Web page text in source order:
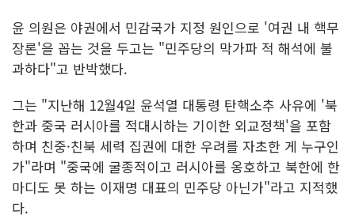
윤 의원은 야권에서 민감국가 지정 원인으로 '여권 내 핵무
장론'을 꼽는 것을 두고는 "민주당의 막가파 적 해석에 불
과하다"고 반박했다.
그는 "지난해 12월4일 윤석열 대통령 탄핵소추 사유에 '북
한과 중국 러시아를 적대시하는 기이한 외교정책'을 포함
하며 친중·친북 세력 집권에 대한 우려를 자초한 게 누구인
가"라며 "중국에 굴종적이고 러시아를 옹호하고 북한에 한
마디도 못 하는 이재명 대표의 민주당 아닌가"라고 지적했
다.